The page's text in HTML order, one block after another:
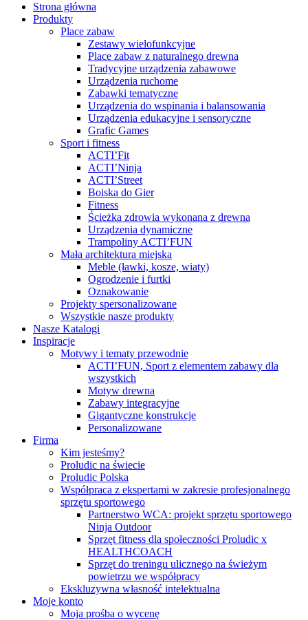
Strona główna
Produkty
Place zabaw
Zestawy wielofunkcyjne
Place zabaw z naturalnego drewna
Tradycyjne urządzenia zabawowe
Urządzenia ruchome
Zabawki tematyczne
Urządzenia do wspinania i balansowania
Urządzenia edukacyjne i sensoryczne
Grafic Games
Sport i fitness
ACTI’Fit
ACTI’Ninja
ACTI’Street
Boiska do Gier
Fitness
Ścieżka zdrowia wykonana z drewna
Urządzenia dynamiczne
Trampoliny ACTI’FUN
Mała architektura miejska
Meble (ławki, kosze, wiaty)
Ogrodzenie i furtki
Oznakowanie
Projekty spersonalizowane
Wszystkie nasze produkty
Nasze Katalogi
Inspiracje
Motywy i tematy przewodnie
ACTI’FUN, Sport z elementem zabawy dla
wszystkich
Motyw drewna
Zabawy integracyjne
Gigantyczne konstrukcje
Personalizowane
Firma
Kim jesteśmy?
Proludic na świecie
Proludic Polska
Współpraca z ekspertami w zakresie profesjonalnego
sprzętu sportowego
Partnerstwo WCA: projekt sprzętu sportowego
Ninja Outdoor
Sprzęt fitness dla społeczności Proludic x
HEALTHCOACH
Sprzęt do treningu ulicznego na świeżym
powietrzu we współpracy
Ekskluzywna własność intelektualna
Moje konto
Moja prośba o wycenę